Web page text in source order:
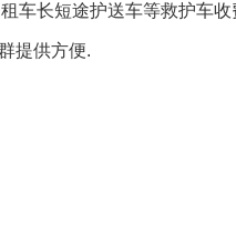
车长短途护送车等救护车收
提供方便.